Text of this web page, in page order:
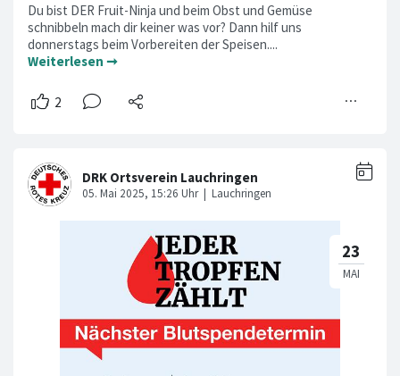
Du bist DER Fruit-Ninja und beim Obst und Gemüse
schnibbeln mach dir keiner was vor? Dann hilf uns
donnerstags beim Vorbereiten der Speisen....
Weiterlesen ➞